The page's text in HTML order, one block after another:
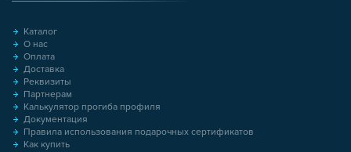
Каталог
О нас
Оплата
Доставка
Реквизиты
Партнерам
Калькулятор прогиба профиля
Документация
Правила использования подарочных сертификатов
Как купить